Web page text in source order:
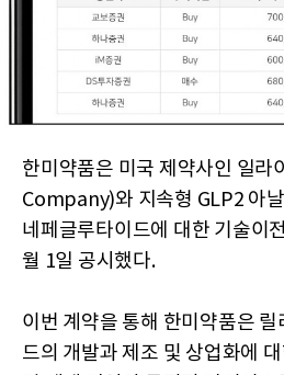
한미약품은 미국 제약사인 일
Company)와 지속형 GLP2 아
네페글루타이드에 대한 기술이
월 1일 공시했다.
이번 계약을 통해 한미약품은 릴
드의 개발과 제조 및 상업화에